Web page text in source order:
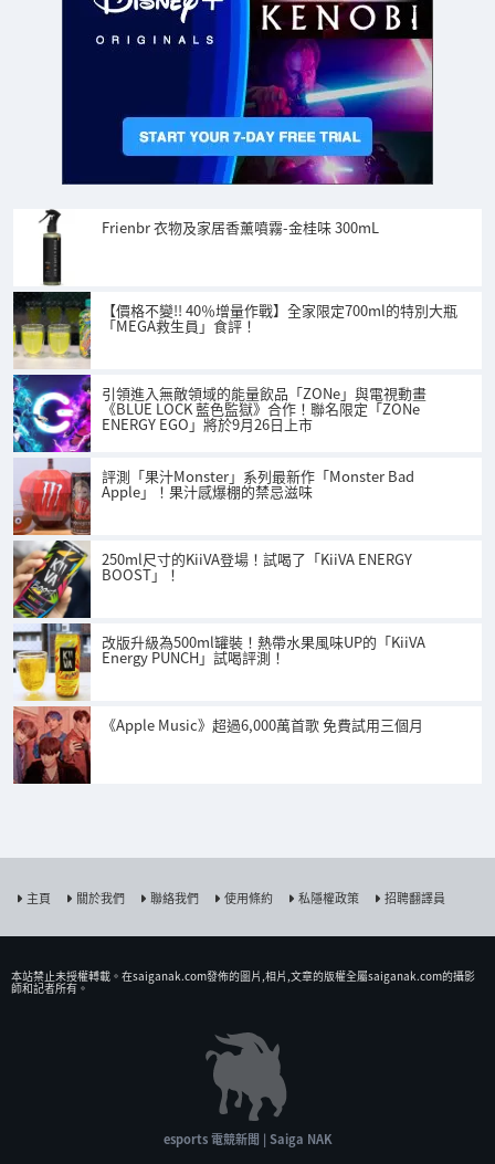
Frienbr 衣物及家居香薰噴霧-金桂味 300mL
【價格不變!! 40％增量作戰】全家限定700ml的特別大瓶
「MEGA救生員」食評！
引領進入無敵領域的能量飲品「ZONe」與電視動畫
《BLUE LOCK 藍色監獄》合作！聯名限定「ZONe
ENERGY EGO」將於9月26日上市
評測「果汁Monster」系列最新作「Monster Bad
Apple」！果汁感爆棚的禁忌滋味
250ml尺寸的KiiVA登場！試喝了「KiiVA ENERGY
BOOST」！
改版升級為500ml罐裝！熱帶水果風味UP的「KiiVA
Energy PUNCH」試喝評測！
《Apple Music》超過6,000萬首歌 免費試用三個月
主頁 關於我們 聯絡我們 使用條約 私隱權政策 招聘翻譯員
本站禁止未授權𨍭載。在saiganak.com發佈的圖片,相片,文章的版權全屬saiganak.com的攝影
師和記者所有。
esports 電競新聞 | Saiga NAK